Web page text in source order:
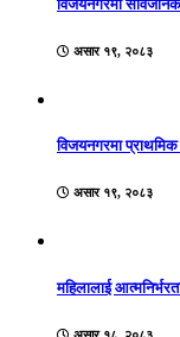
विजयनगरमा
असार १९, २०८३
विजयनगरमा
असार १९, २०८३
महिलालाई
असार १८, २०८३